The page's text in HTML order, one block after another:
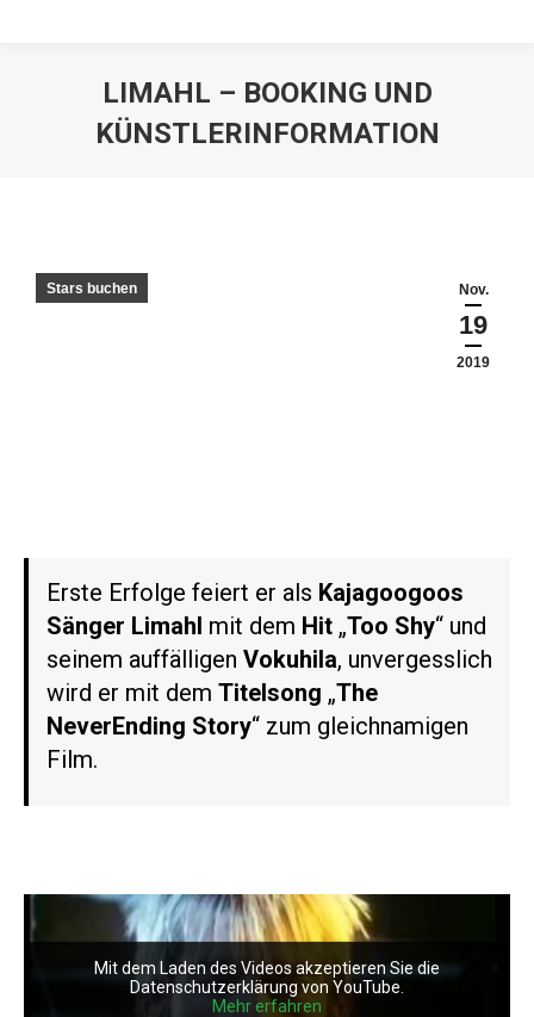
LIMAHL – BOOKING UND
KÜNSTLERINFORMATION
Nov.
19
2019
Stars buchen
Erste Erfolge feiert er als Kajagoogoos
Sänger Limahl mit dem Hit „Too Shy“ und
seinem auffälligen Vokuhila, unvergesslich
wird er mit dem Titelsong „The
NeverEnding Story“ zum gleichnamigen
Film.
Mit dem Laden des Videos akzeptieren Sie die
Datenschutzerklärung von YouTube.
Mehr erfahren